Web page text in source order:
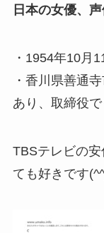
日本の女優、声
・1954年10月
・香川県善通
あり、取締役で
TBSテレビの
ても好きです